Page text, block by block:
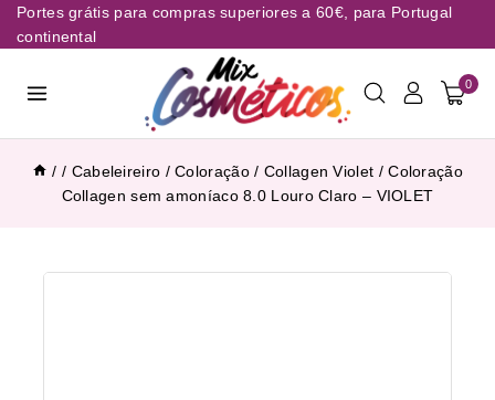
Portes grátis para compras superiores a 60€, para Portugal
continental
0
/ / Cabeleireiro / Coloração / Collagen Violet / Coloração
Collagen sem amoníaco 8.0 Louro Claro – VIOLET